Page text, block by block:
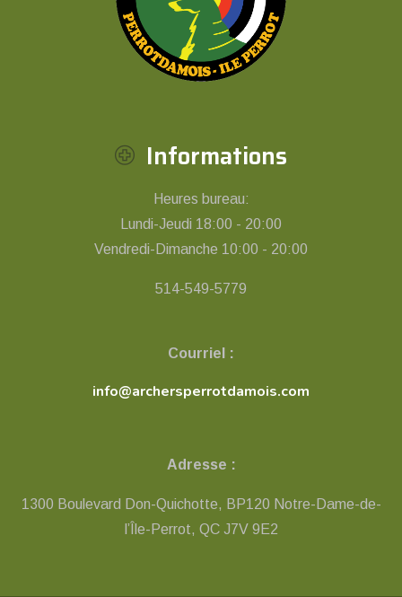
Informations
Heures bureau:
Lundi-Jeudi 18:00 - 20:00
Vendredi-Dimanche 10:00 - 20:00
514-549-5779
Courriel :
info@archersperrotdamois.com
Adresse :
1300 Boulevard Don-Quichotte, BP120 Notre-Dame-de-
l’Île-Perrot, QC ​J7V 9E2